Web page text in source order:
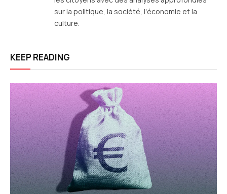
sur la politique, la société, l'économie et la
culture.
KEEP READING